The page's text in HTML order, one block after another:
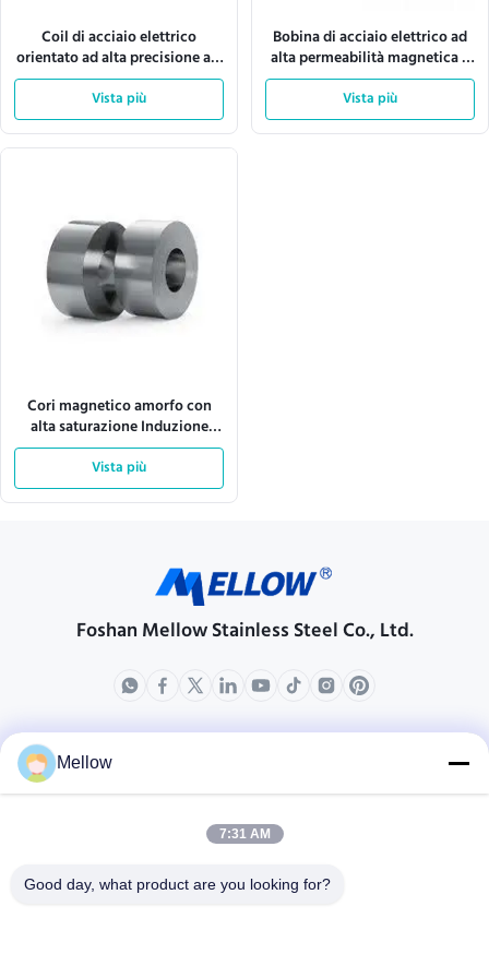
Coil di acciaio elettrico
orientato ad alta precisione a 5
mm-150 mm di larghezza con
bassa perdita di nucleo per
componenti elettromagnetici
compatti
Vista più
Bobina di acciaio elettrico ad
alta permeabilità magnetica e
spessore personalizzabile per
trasformatori
Vista più
Cori magnetico amorfo con
alta saturazione Induzione
magnetica a bassa perdita
magnetica e buone prestazioni
di frequenza
Vista più
Foshan Mellow Stainless Steel Co., Ltd.
prodotti
Profilo aziendale
Giro della fabbrica
Casi
Mellow
7:31 AM
Good day, what product are you looking for?